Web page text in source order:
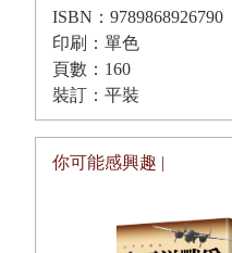
（Dr. Andreas Heineelte）
小段路，讓你轉幾個圈，當
也許，在德國的成長歲月裡
自己慢下步調，觀照內在
ISBN：9789868926790
印刷：單色
頁數：160
裝訂：平裝
你可能感興趣 |